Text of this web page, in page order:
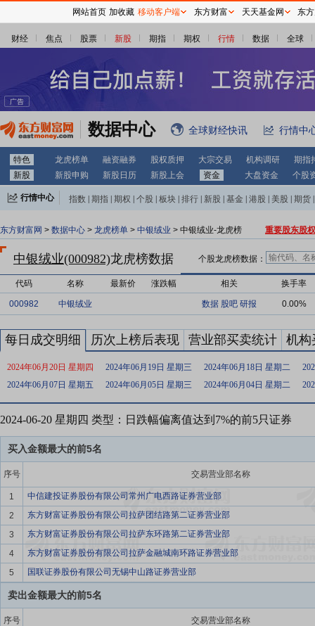
财经 焦点 股票 新股 期指 期权 行情 数据 全球
数据中心 全球财经快讯 行情中
特色 龙虎榜单 融资融券 股权质押 大宗交易 机构调研
期指
新股
新股申购 新股日历 新股上会 资金 大盘资金 个股
行情中心 指数 期指 期权 个股 板块 排行 新股 基金 港股 美股 期货
东方财富网 > 数据中心 > 龙虎榜单 > 中银绒业 > 中银绒业-龙虎榜 重要股东股
中银绒业(000982)龙虎榜数据 个股龙虎榜数据：
代码 名称 最新价 涨跌幅 相关 换手率
000982 中银绒业 数据 股吧 研报 0.00%
每日成交明细 历次上榜后表现 营业部买卖统计 机构
2024年06月20日 星期四 2024年06月19日 星期三 2024年06月18日 星期二
2024年06月07日 星期五
2024年06月05日 星期三 2024年06月04日 星期二
2024-06-20 星期四 类型：日跌幅偏离值达到7%的前5只证券
买入金额最大的前5名
序号 交易营业部名称
1
中信建投证券股份有限公司常州广电西路证券营业部
2
东方财富证券股份有限公司拉萨团结路第二证券营业部
3
东方财富证券股份有限公司拉萨东环路第二证券营业部
4
东方财富证券股份有限公司拉萨金融城南环路证券营业部
5
国联证券股份有限公司无锡中山路证券营业部
卖出金额最大的前5名
序号 交易营业部名称
网站首页 加收藏 移动客户端 东方财富 天天基金网 东